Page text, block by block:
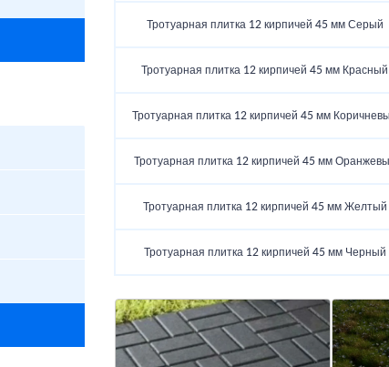
Тротуарная плитка 12 кирпичей 45 мм Серый
Тротуарная плитка 12 кирпичей 45 мм Красный
Тротуарная плитка 12 кирпичей 45 мм
Тротуарная плитка 12 кирпичей 45 мм
Тротуарная плитка 12 кирпичей 45 мм Желтый
Тротуарная плитка 12 кирпичей 45 мм Черный